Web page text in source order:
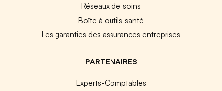
Réseaux de soins
Boîte à outils santé
Les garanties des assurances entreprises
PARTENAIRES
Experts-Comptables